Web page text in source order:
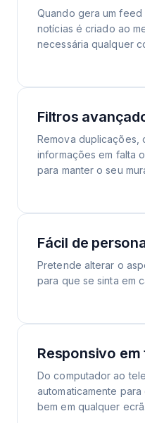
Quando gera um
notícias é criado ao
necessária qualquer
Filtros
Remova duplicações,
informações em falta
para manter o seu
Fácil de
Pretende alterar o
para que se sinta em
Responsivo
Do computador ao
automaticamente
bem em qualquer ecrã.